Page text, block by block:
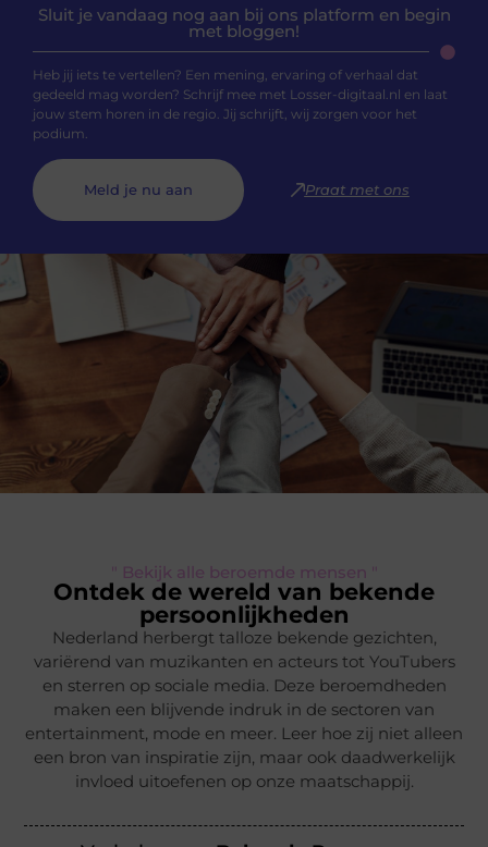
Sluit je vandaag nog aan bij ons platform en begin
met bloggen!
Heb jij iets te vertellen? Een mening, ervaring of verhaal dat
gedeeld mag worden? Schrijf mee met Losser-digitaal.nl en laat
jouw stem horen in de regio. Jij schrijft, wij zorgen voor het
podium.
Meld je nu aan Praat met ons
" Bekijk alle beroemde mensen "
Ontdek de wereld van bekende
persoonlijkheden
Nederland herbergt talloze bekende gezichten,
variërend van muzikanten en acteurs tot YouTubers
en sterren op sociale media. Deze beroemdheden
maken een blijvende indruk in de sectoren van
entertainment, mode en meer. Leer hoe zij niet alleen
een bron van inspiratie zijn, maar ook daadwerkelijk
invloed uitoefenen op onze maatschappij.